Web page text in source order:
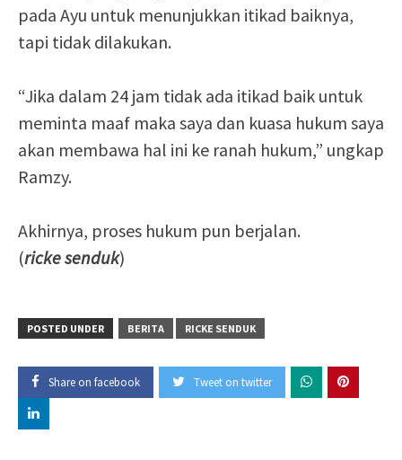
pada Ayu untuk menunjukkan itikad baiknya,
tapi tidak dilakukan.
“Jika dalam 24 jam tidak ada itikad baik untuk
meminta maaf maka saya dan kuasa hukum saya
akan membawa hal ini ke ranah hukum,” ungkap
Ramzy.
Akhirnya, proses hukum pun berjalan.
(ricke senduk)
POSTED UNDER BERITA RICKE SENDUK
Share on facebook Tweet on twitter